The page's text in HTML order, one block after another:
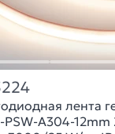
лента
PSW-A304-12mm